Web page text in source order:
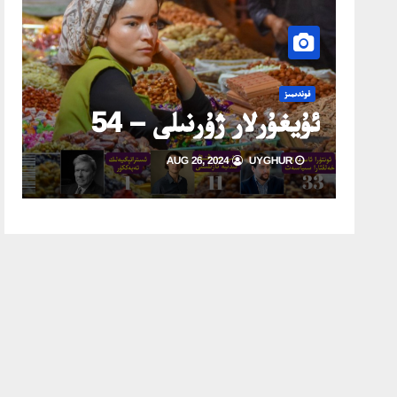
فوندىمىز
ئۇيغۇرلار ژۇرنىلى – 54
AUG 26, 2024 UYGHUR